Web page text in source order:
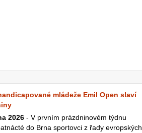
mládeže Emil Open slaví
2026 - V prvním prázdninovém týdnu
do Brna sportovci z řady evropských